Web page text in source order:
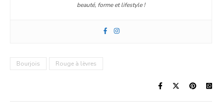
beauté, forme et lifestyle !
Bourjois Rouge à lèvres